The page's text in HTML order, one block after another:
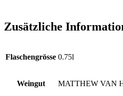
Zusätzliche
Flaschengrösse 0.75l
Weingut MATTHEW VAN